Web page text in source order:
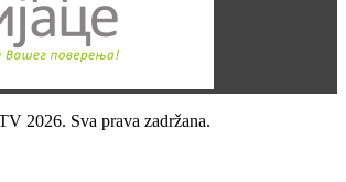
2026. Sva prava zadržana.